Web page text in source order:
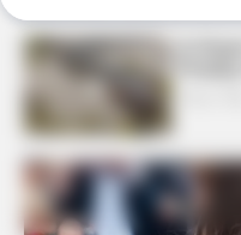
BUZZ DAY
Your Birth Date Reveals